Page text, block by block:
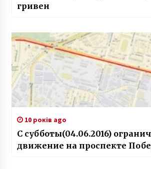
гривен
10 років ago
С субботы(04.06.2016)
движение на проспекте